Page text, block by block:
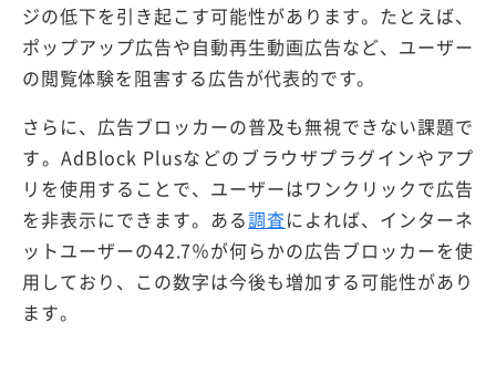
ジの低下を引き起こす可能性があります。たとえば、
ポップアップ広告や自動再生動画広告など、ユーザー
の閲覧体験を阻害する広告が代表的です。
さらに、広告ブロッカーの普及も無視できない課題で
す。AdBlock Plusなどのブラウザプラグインやアプ
リを使用することで、ユーザーはワンクリックで広告
を非表示にできます。ある調査によれば、インターネ
ットユーザーの42.7％が何らかの広告ブロッカーを使
用しており、この数字は今後も増加する可能性があり
ます。